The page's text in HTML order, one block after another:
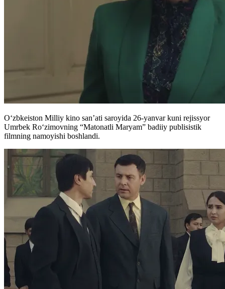
Oʻzbkeiston Milliy kino san’ati saroyida 26-yanvar kuni rejissyor
Umrbek Ro‘zimovning “Matonatli Maryam” badiiy publisistik
filmning namoyishi boshlandi.